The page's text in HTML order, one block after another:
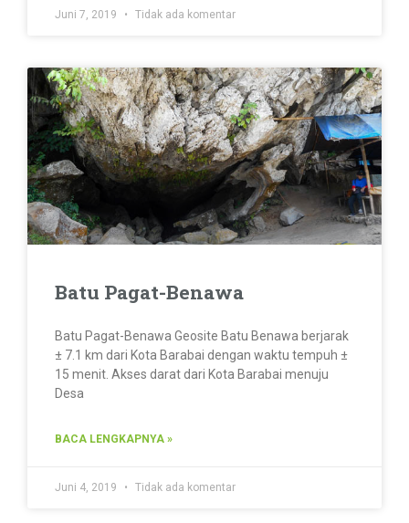
Juni 7, 2019 Tidak ada komentar
Batu Pagat-Benawa
Batu Pagat-Benawa Geosite Batu Benawa berjarak
± 7.1 km dari Kota Barabai dengan waktu tempuh ±
15 menit. Akses darat dari Kota Barabai menuju
Desa
BACA LENGKAPNYA »
Juni 4, 2019 Tidak ada komentar